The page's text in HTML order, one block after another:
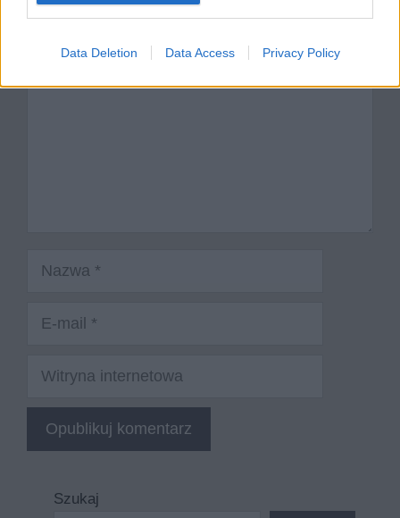
Data Deletion Data Access Privacy Policy
Witryna
internetowa
Szukaj